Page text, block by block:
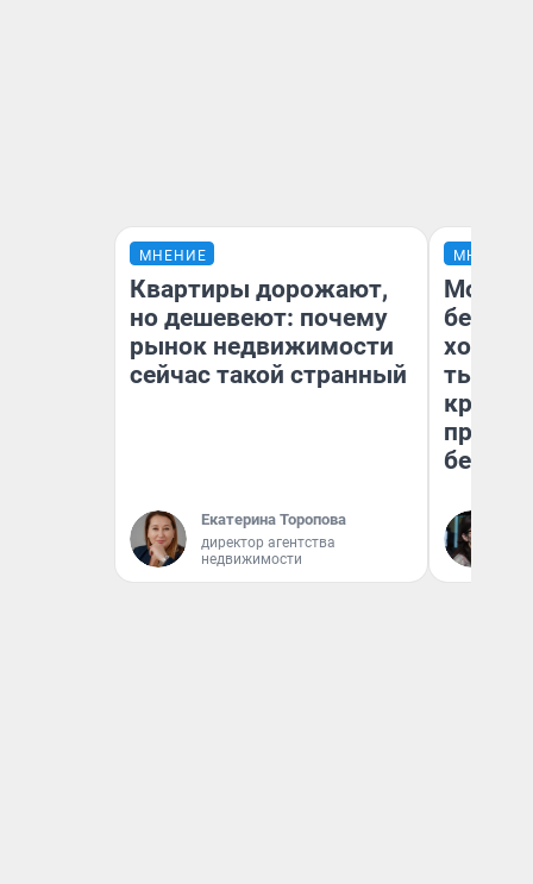
МНЕНИЕ
Квартиры дорожают,
но дешевеют: почему
рынок недвижимости
сейчас такой странный
Екатерина Торопова
директор агентства
недвижимости
МНЕНИЕ
Мой
хотела
тысяч,